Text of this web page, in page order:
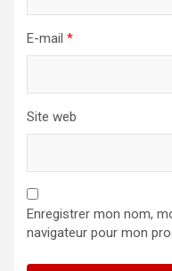
E-mail *
Site web
Enregistrer mon nom,
navigateur pour mon